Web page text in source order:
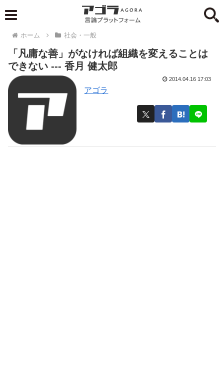
ホーム 社会・一般
「凡庸な善」がなければ組織を変えることは
できない --- 香月 健太郎
アゴラ
2014.04.16 17:03